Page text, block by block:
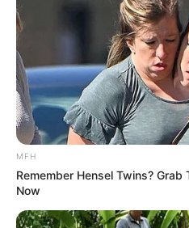
Langka Banget! 10
Katak yang Bikin
Gemes
MFH
Remember Hensel Twins?
Now